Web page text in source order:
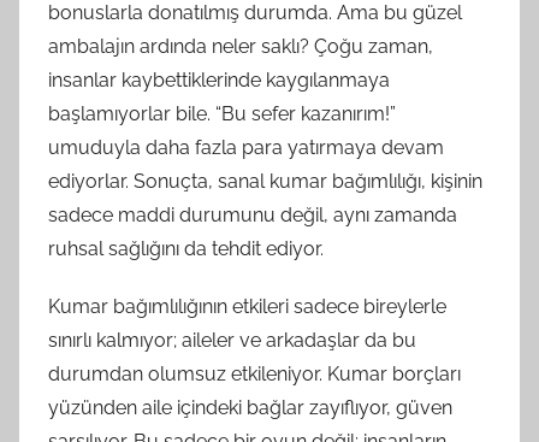
bonuslarla donatılmış durumda. Ama bu güzel
ambalajın ardında neler saklı? Çoğu zaman,
insanlar kaybettiklerinde kaygılanmaya
başlamıyorlar bile. “Bu sefer kazanırım!”
umuduyla daha fazla para yatırmaya devam
ediyorlar. Sonuçta, sanal kumar bağımlılığı, kişinin
sadece maddi durumunu değil, aynı zamanda
ruhsal sağlığını da tehdit ediyor.
Kumar bağımlılığının etkileri sadece bireylerle
sınırlı kalmıyor; aileler ve arkadaşlar da bu
durumdan olumsuz etkileniyor. Kumar borçları
yüzünden aile içindeki bağlar zayıflıyor, güven